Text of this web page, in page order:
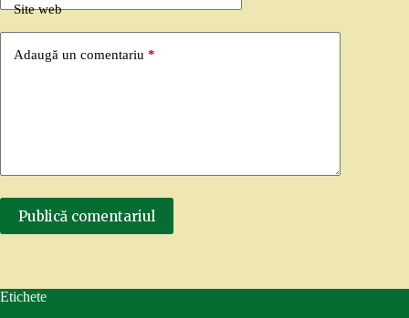
Site web
Adaugă un comentariu *
Publică comentariul
Etichete